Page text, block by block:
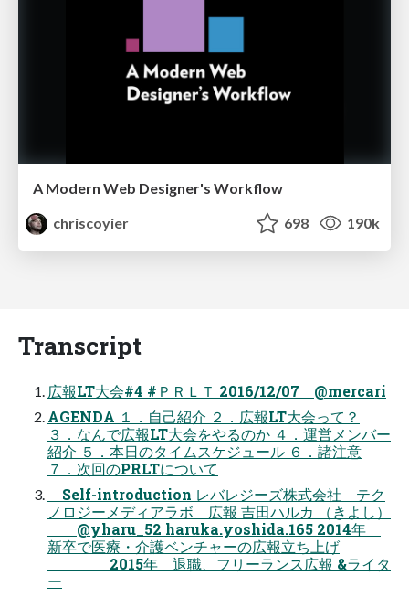
A Modern Web Designer's Workflow
chriscoyier
698 190k
Transcript
広報LT大会#4 #ＰＲＬＴ 2016/12/07 @mercari
AGENDA １．自己紹介 ２．広報LT大会って？
３．なんで広報LT大会をやるのか ４．運営メンバー
紹介 ５．本日のタイムスケジュール ６．諸注意
７．次回のPRLTについて
Self-introduction レバレジーズ株式会社 テク
ノロジーメディアラボ 広報 吉田ハルカ （きよし）
@yharu_52 haruka.yoshida.165 2014年
新卒で医療・介護ベンチャーの広報立ち上げ
2015年 退職、フリーランス広報 &ライタ
ー